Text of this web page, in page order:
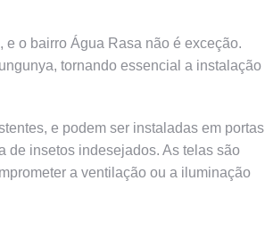
o bairro Água Rasa não é exceção.
tornando essencial a instalação
e podem ser instaladas em portas
de insetos indesejados. As telas são
a ventilação ou a iluminação